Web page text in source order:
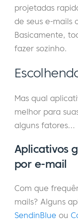
projetadas
de seus e-mails
Basicamente,
fazer sozinho.
Mas qual
melhor para
alguns fatores...
Aplicativos
por e-mail
Com que
mails? Alguns
SendinBlue ou